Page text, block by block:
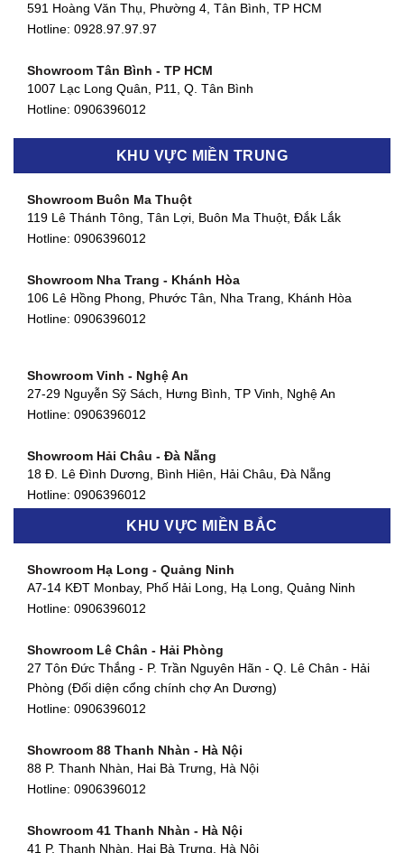
591 Hoàng Văn Thụ, Phường 4, Tân Bình, TP HCM
Hotline: 0928.97.97.97
Showroom Tân Bình - TP HCM
1007 Lạc Long Quân, P11, Q. Tân Bình
Hotline: 0906396012
Showroom Biên Hòa - Đồng Nai
Showroom Thuận An - Bình Dương
Showroom Quận 11 - TP. HCM
Showroom Quận 4 - TP. HCM
127 Khánh Hội, Phường 3, Quận 4,TP. HCM
Showroom Quận 7 - TP. HCM
877 Huỳnh Tấn Phát, Phú Thuận, Quận 7, TP HCM
Hotline:0906396012
580 Phan Văn Trị, Phường 7, Quận 5, TP HCM
Hotline:0906396012
90 Đ. Cộng Hòa, Phường 4, Tân Bình, TP HCM
Hotline:0906396012
KHU VỰC MIỀN TRUNG
Showroom Buôn Ma Thuột
119 Lê Thánh Tông, Tân Lợi, Buôn Ma Thuột, Đắk Lắk
Hotline: 0906396012
Showroom Nha Trang - Khánh Hòa
106 Lê Hồng Phong, Phước Tân, Nha Trang, Khánh Hòa
Hotline: 0906396012
Showroom Vinh - Nghệ An
27-29 Nguyễn Sỹ Sách, Hưng Bình, TP Vinh, Nghệ An
Hotline: 0906396012
Showroom Hải Châu - Đà Nẵng
18 Đ. Lê Đình Dương, Bình Hiên, Hải Châu, Đà Nẵng
Hotline: 0906396012
Showroom Thanh Khê - Đà Nẵng
Hotline:0906396012
Showroom Cẩm Lệ - Đà Nẵng
Hotline:0906396012
Showroom Huế
54 Hùng Vương, Phú Hội, Thành phố Huế, Thừa Thiên Huế
Showroom Hà Tĩnh
82 Quang Trung, Thạch Quý, Hà Tĩnh
KHU VỰC MIỀN BẮC
Showroom Hạ Long - Quảng Ninh
A7-14 KĐT Monbay, Phố Hải Long, Hạ Long, Quảng Ninh
Hotline: 0906396012
Showroom Lê Chân - Hải Phòng
27 Tôn Đức Thắng - P. Trần Nguyên Hãn - Q. Lê Chân - Hải
Phòng (Đối diện cổng chính chợ An Dương)
Hotline: 0906396012
Showroom 88 Thanh Nhàn - Hà Nội
88 P. Thanh Nhàn, Hai Bà Trưng, Hà Nội
Hotline: 0906396012
Showroom 41 Thanh Nhàn - Hà Nội
41 P. Thanh Nhàn, Hai Bà Trưng, Hà Nội